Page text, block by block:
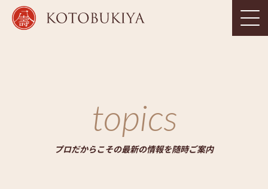
topics
プロだからこその最新の情報を随時ご案内